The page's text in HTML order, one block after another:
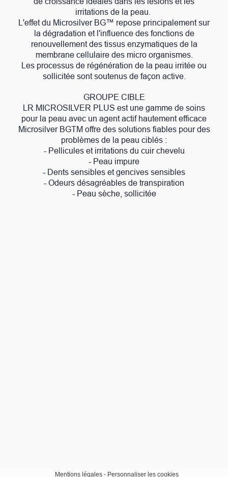
irritations de la peau.
L'effet du Microsilver BG™ repose principalement sur
la dégradation et l'influence des fonctions de
renouvellement des tissus enzymatiques de la
membrane cellulaire des micro organismes.
Les processus de régénération de la peau irritée ou
sollicitée sont soutenus de façon active.
GROUPE CIBLE
LR MICROSILVER PLUS est une gamme de soins
pour la peau avec un agent actif hautement efficace
Microsilver BGTM offre des solutions fiables pour des
problèmes de la peau ciblés :
- Pellicules et irritations du cuir chevelu
- Peau impure
- Dents sensibles et gencives sensibles
- Odeurs désagréables de transpiration
- Peau sèche, sollicitée
Mentions légales- Personnaliser les cookies